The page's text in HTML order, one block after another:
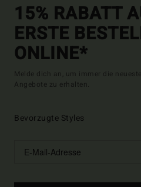
15% RABATT
ERSTE
ONLINE*
Melde dich an, um immer die
Angebote zu erhalten.
Bevorzugte Styles